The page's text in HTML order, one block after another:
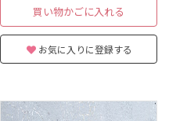
買い物かごに入れる
お気に入りに登録する